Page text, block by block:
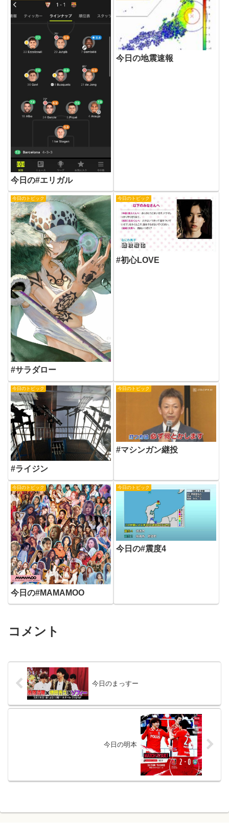
今日の#エリガル
今日の地震速報
今日のトピック
#サラダロー
今日のトピック
#初心LOVE
今日のトピック
#ライジン
今日のトピック
#マシンガン継投
今日のトピック
今日の#MAMAMOO
今日のトピック
今日の#震度4
コメント
今日のまっすー
今日の明本